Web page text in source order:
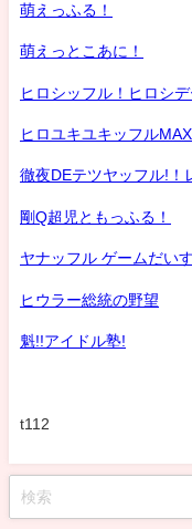
萌えっふる！
萌えっとこあに！
ヒロシッフル！ヒロシ
ヒロユキユキッフル
徹夜DEテツヤッフル!！
剛Q超児ともっふる！
ヤナッフル ゲームだい
ヒウラー総統の野望
魁!!アイドル塾!
t112